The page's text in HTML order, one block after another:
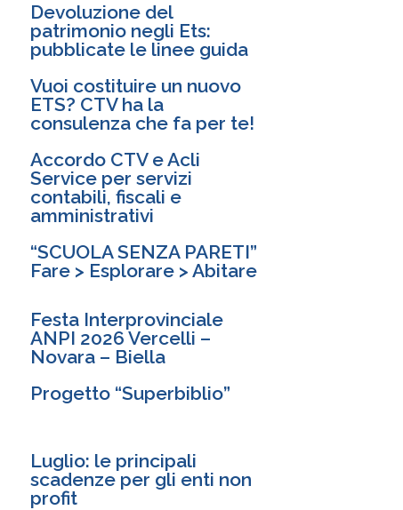
Devoluzione del
patrimonio negli Ets:
pubblicate le linee guida
Vuoi costituire un nuovo
ETS? CTV ha la
consulenza che fa per te!
Accordo CTV e Acli
Service per servizi
contabili, fiscali e
amministrativi
“SCUOLA SENZA PARETI”
Fare > Esplorare > Abitare
Festa Interprovinciale
ANPI 2026 Vercelli –
Novara – Biella
Progetto “Superbiblio”
Luglio: le principali
scadenze per gli enti non
profit